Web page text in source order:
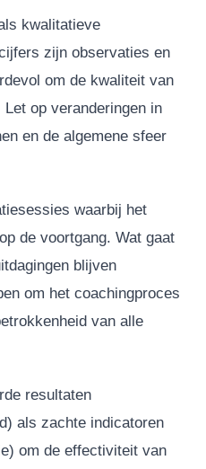
kwalitatieve
zijn observaties en
om de kwaliteit van
op veranderingen in
en de algemene sfeer
waarbij het
de voortgang. Wat gaat
blijven
om het coachingproces
van alle
resultaten
als zachte indicatoren
om de effectiviteit van